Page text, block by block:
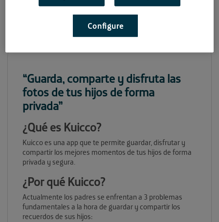
“Guarda, comparte y disfruta las
fotos de tus hijos de forma
privada”
¿Qué es Kuicco?
Kuicco es una app que te permite guardar, disfrutar y
compartir los mejores momentos de tus hijos de forma
privada y segura.
¿Por qué Kuicco?
Actualmente los padres se enfrentan a 3 problemas
fundamentales a la hora de guardar y compartir los
recuerdos de sus hijos:
Configure